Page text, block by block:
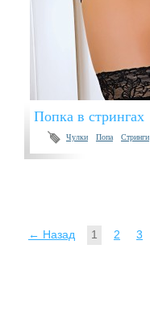
Попка в стрингах
Чулки Попа Стринги
← Назад 1 2 3